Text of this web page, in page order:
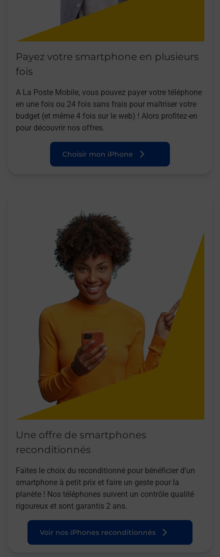
Payez votre smartphone en plusieurs
fois
A La Poste Mobile, vous pouvez payer votre téléphone
en une fois ou 24 fois sans frais pour maîtriser votre
budget (et même 4 fois sur le web) ! Alors profitez-en
pour découvrir nos offres.
Choisir mon iPhone
Une offre de smartphones
reconditionnés
Faites le choix du reconditionné pour bénéficier d’un
smartphone à petit prix et faire un geste pour la
planète ! Nos téléphones suivent un contrôle qualité
rigoureux et sont garantis 2 ans.
Voir nos iPhones reconditionnés